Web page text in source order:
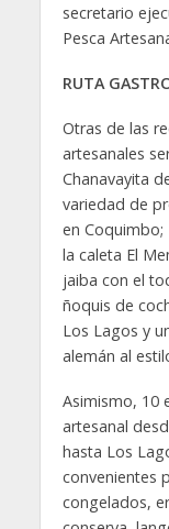
secretario
Pesca
RUTA
Otras de las
artesanales
Chanavayita
variedad de
en
la caleta El
jaiba con el
ñoquis de
Los Lagos y
alemán al
Asimismo, 10
artesanal
hasta Los
convenientes
congelados,